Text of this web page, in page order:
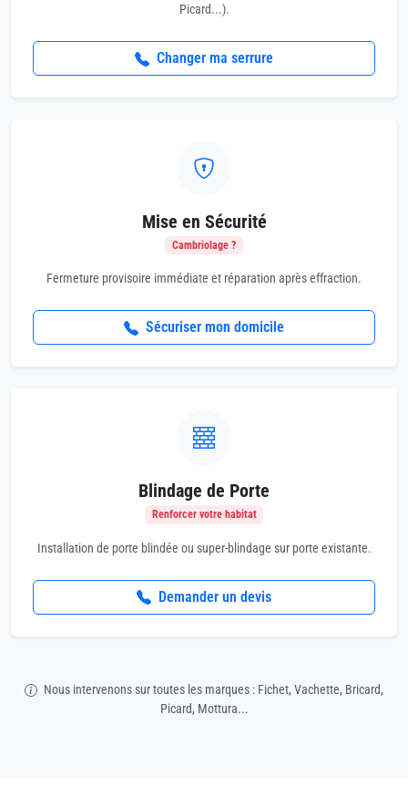
Picard...).
Changer ma serrure
Mise en Sécurité
Cambriolage ?
Fermeture provisoire immédiate et réparation après effraction.
Sécuriser mon domicile
Blindage de Porte
Renforcer votre habitat
Installation de porte blindée ou super-blindage sur porte existante.
Demander un devis
Nous intervenons sur toutes les marques : Fichet, Vachette, Bricard,
Picard, Mottura...